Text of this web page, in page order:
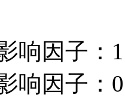
响因子：
响因子：